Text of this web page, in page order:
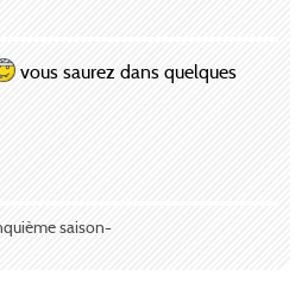
vous saurez dans quelques
saison-